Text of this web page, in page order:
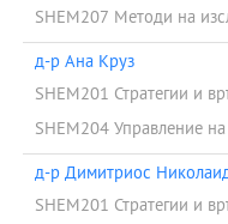
SHEM207 Методи на
д-р Ана Круз
SHEM201 Стратегии и
SHEM204 Управление
д-р Димитриос
SHEM201 Стратегии и